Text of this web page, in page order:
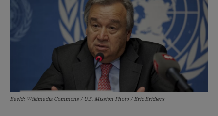
Beeld: Wikimedia Commons / U.S. Mission Photo / Eric Bridiers